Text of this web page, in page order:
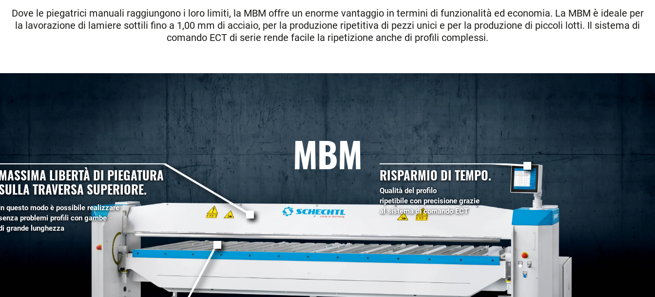
Dove le piegatrici manuali raggiungono i loro limiti, la MBM offre un enorme vantaggio in termini di funzionalità ed economia. La MBM è ideale per
la lavorazione di lamiere sottili fino a 1,00 mm di acciaio, per la produzione ripetitiva di pezzi unici e per la produzione di piccoli lotti. Il sistema di
comando ECT di serie rende facile la ripetizione anche di profili complessi.
MBM
LIBERTÀ DI PIEGATURA
TRAVERSA SUPERIORE.
questo modo è possibile realizzare
problemi profili con gambe
grande lunghezza
RISPARMIO DI TEMPO.
Qualità del profilo
ripetibile con precisione grazie
al sistema di comando ECT